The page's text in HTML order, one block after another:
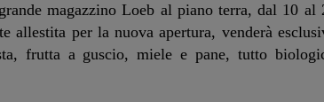
magazzino Loeb al piano terra, dal 10
allestita per la nuova apertura, venderà
frutta a guscio, miele e pane, tutto